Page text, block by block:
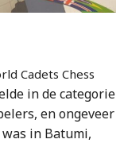
Cadets Chess
in de categorie
en ongeveer
in Batumi,